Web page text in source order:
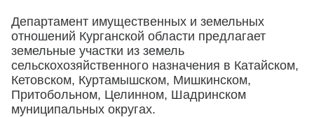
Департамент имущественных и земельных
отношений Курганской области предлагает
земельные участки из земель
сельскохозяйственного назначения в Катайском,
Кетовском, Куртамышском, Мишкинском,
Притобольном, Целинном, Шадринском
муниципальных округах.